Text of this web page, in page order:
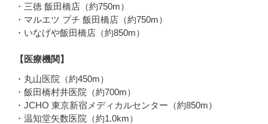
・三徳 飯田橋店（約750m）
・マルエツ プチ 飯田橋店（約750m）
・いなげや飯田橋店（約850m）
【医療機関】
・丸山医院（約450m）
・飯田橋村井医院（約700m）
・JCHO 東京新宿メディカルセンター（約850m）
・温知堂矢数医院（約1.0km）